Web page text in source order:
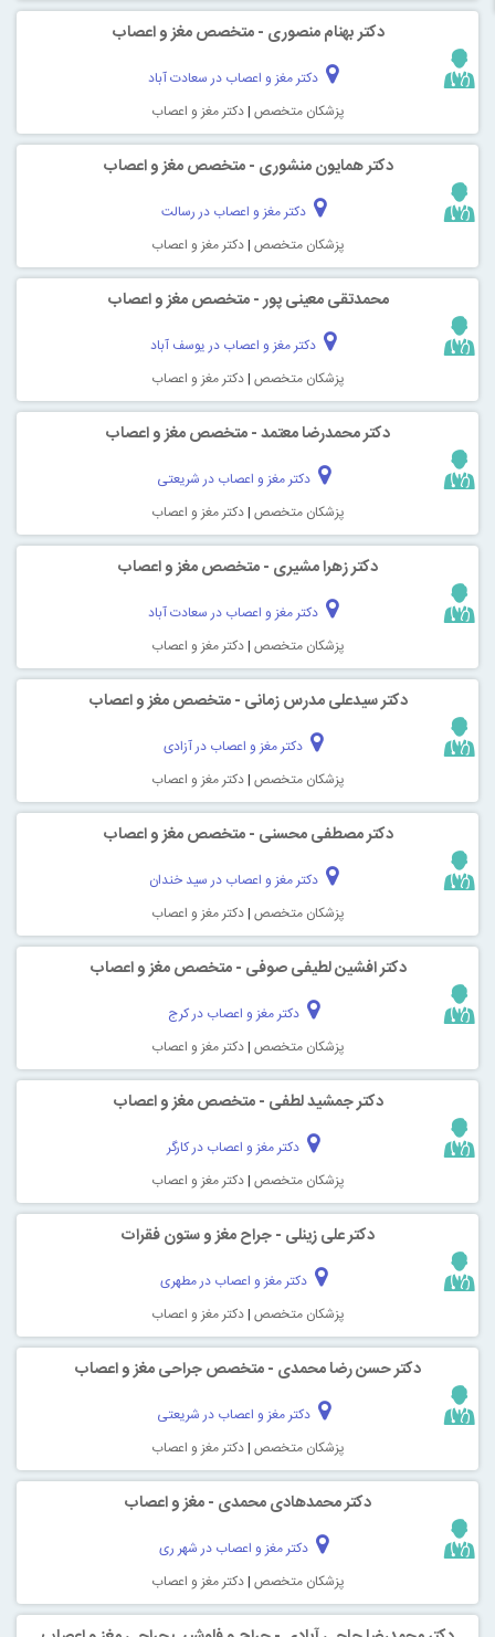
دکتر بهنام منصوری - متخصص مغز و اعصاب
دکتر مغز و اعصاب در سعادت آباد
پزشکان متخصص |دکتر مغز و اعصاب
دکتر همایون منشوری - متخصص مغز و اعصاب
دکتر مغز و اعصاب در رسالت
پزشکان متخصص |دکتر مغز و اعصاب
محمدتقی معینی پور‎ - متخصص مغز و اعصاب
دکتر مغز و اعصاب در یوسف آباد
پزشکان متخصص |دکتر مغز و اعصاب
دکتر محمدرضا معتمد - متخصص مغز و اعصاب
دکتر مغز و اعصاب در شریعتی
پزشکان متخصص |دکتر مغز و اعصاب
دکتر زهرا مشیری - متخصص مغز و اعصاب
دکتر مغز و اعصاب در سعادت آباد
پزشکان متخصص |دکتر مغز و اعصاب
دکتر سیدعلی مدرس زمانی - متخصص مغز و اعصاب
دکتر مغز و اعصاب در آزادی
پزشکان متخصص |دکتر مغز و اعصاب
دکتر مصطفی محسنی - متخصص مغز و اعصاب
دکتر مغز و اعصاب در سید خندان
پزشکان متخصص |دکتر مغز و اعصاب
دکتر افشین لطیفی صوفی - متخصص مغز و اعصاب
دکتر مغز و اعصاب در کرج
پزشکان متخصص |دکتر مغز و اعصاب
دکتر جمشید لطفی - متخصص مغز و اعصاب
دکتر مغز و اعصاب در کارگر
پزشکان متخصص |دکتر مغز و اعصاب
دکتر علی زینلی - جراح مغز و ستون فقرات
دکتر مغز و اعصاب در مطهری
پزشکان متخصص |دکتر مغز و اعصاب
دکتر حسن رضا محمدی - متخصص جراحی مغز و اعصاب
دکتر مغز و اعصاب در شریعتی
پزشکان متخصص |دکتر مغز و اعصاب
دکتر محمدهادی محمدی - مغز و اعصاب
دکتر مغز و اعصاب در شهر ری
پزشکان متخصص |دکتر مغز و اعصاب